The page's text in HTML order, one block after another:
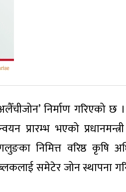
निर्माण गरिएको छ
प्रारम्भ भएको
निमित्त वरिष्ठ कृषि
समेटेर जोन स्थापना